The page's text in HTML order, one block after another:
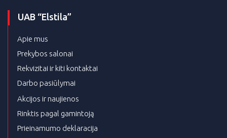
UAB “Elstila”
Apie mus
Prekybos salonai
Rekvizitai ir kiti kontaktai
Darbo pasiūlymai
Akcijos ir naujienos
Rinktis pagal gamintoją
Prieinamumo deklaracija